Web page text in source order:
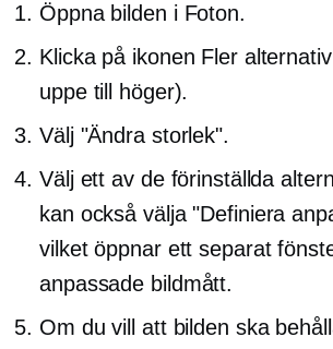
Öppna bilden i Foton.
Klicka på ikonen Fler
uppe till höger).
Välj "Ändra storlek".
Välj ett av de förinställda
kan också välja "Definiera
vilket öppnar ett separat
anpassade bildmått.
Om du vill att bilden ska